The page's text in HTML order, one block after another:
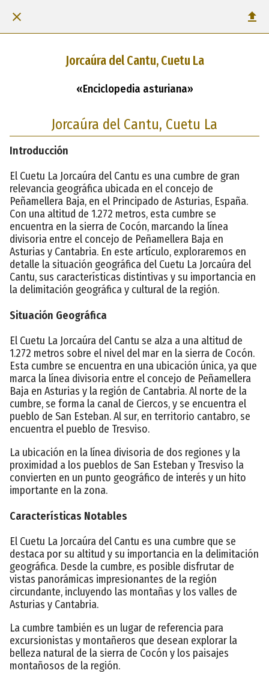
Jorcaúra del Cantu, Cuetu La
«Enciclopedia asturiana»
Jorcaúra del Cantu, Cuetu La
Introducción
El Cuetu La Jorcaúra del Cantu es una cumbre de gran
relevancia geográfica ubicada en el concejo de
Peñamellera Baja, en el Principado de Asturias, España.
Con una altitud de 1.272 metros, esta cumbre se
encuentra en la sierra de Cocón, marcando la línea
divisoria entre el concejo de Peñamellera Baja en
Asturias y Cantabria. En este artículo, exploraremos en
detalle la situación geográfica del Cuetu La Jorcaúra del
Cantu, sus características distintivas y su importancia en
la delimitación geográfica y cultural de la región.
Situación Geográfica
El Cuetu La Jorcaúra del Cantu se alza a una altitud de
1.272 metros sobre el nivel del mar en la sierra de Cocón.
Esta cumbre se encuentra en una ubicación única, ya que
marca la línea divisoria entre el concejo de Peñamellera
Baja en Asturias y la región de Cantabria. Al norte de la
cumbre, se forma la canal de Ciercos, y se encuentra el
pueblo de San Esteban. Al sur, en territorio cantabro, se
encuentra el pueblo de Tresviso.
La ubicación en la línea divisoria de dos regiones y la
proximidad a los pueblos de San Esteban y Tresviso la
convierten en un punto geográfico de interés y un hito
importante en la zona.
Características Notables
El Cuetu La Jorcaúra del Cantu es una cumbre que se
destaca por su altitud y su importancia en la delimitación
geográfica. Desde la cumbre, es posible disfrutar de
vistas panorámicas impresionantes de la región
circundante, incluyendo las montañas y los valles de
Asturias y Cantabria.
La cumbre también es un lugar de referencia para
excursionistas y montañeros que desean explorar la
belleza natural de la sierra de Cocón y los paisajes
montañosos de la región.